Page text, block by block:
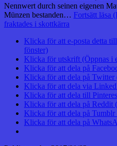
Nennwert durch seinen eigenen
Münzen bestanden… Fortsätt läsa
fraktades i skottkärra
Klicka för att e-posta detta
fönster)
Klicka för utskrift (Öppnas i
Klicka för att dela på
Klicka för att dela på Twitter
Klicka för att dela via
Klicka för att dela till
Klicka för att dela på Reddit
Klicka för att dela på
Klicka för att dela på